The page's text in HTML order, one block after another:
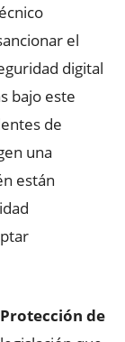
el
digital
bajo este
de
una
están
de